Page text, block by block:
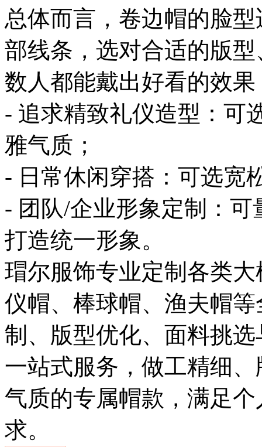
工
帽
总体而言，卷边帽的脸
部线条，选对合适的版
数人都能戴出好看的效
- 追求精致礼仪造型：可
雅气质；
- 日常休闲穿搭：可选宽
- 团队/企业形象定制：
打造统一形象。
瑁尔服饰专业定制各类
仪帽、棒球帽、渔夫帽
制、版型优化、面料挑
一站式服务，做工精细
气质的专属帽款，满足
求。